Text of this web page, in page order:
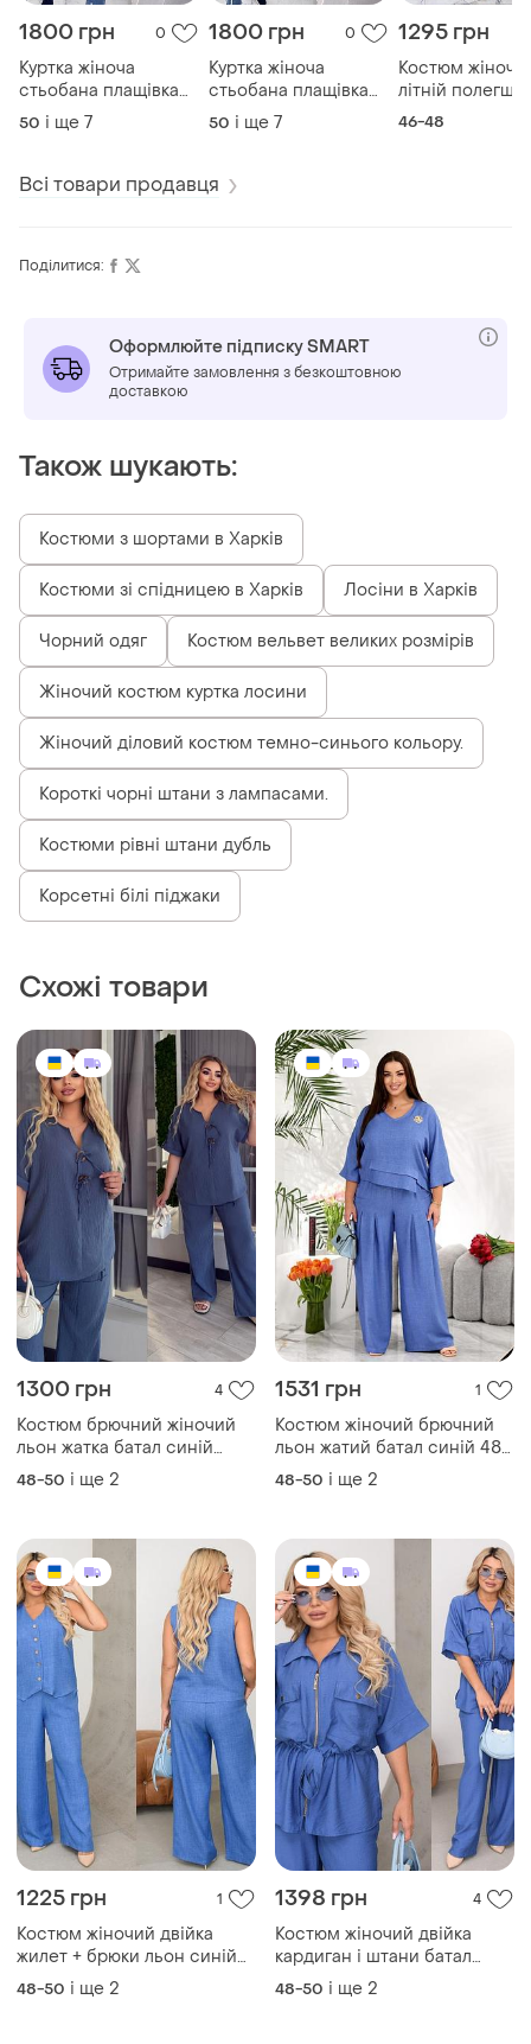
1800 грн 0
Куртка жіноча
стьобана плащівка
весна осінь з
капюшоном чорний
50 і ще 7
1800 грн 0
Куртка жіноча
стьобана плащівка
весна осінь з
капюшоном бежевий
50 і ще 7
1295 грн
Костюм
літній
льон футболка і
46-48
Всі товари продавця
Поділитися:
Оформлюйте підписку SMART
Отримайте замовлення з безкоштовною
доставкою
Також шукають:
Костюми з шортами в Харків
Костюми зі спідницею в Харків Лосіни в Харків
Чорний одяг Костюм вельвет великих розмірів
Жіночий костюм куртка лосини
Жіночий діловий костюм темно-синього кольору.
Короткі чорні штани з лампасами.
Костюми рівні штани дубль
Корсетні білі піджаки
Схожі товари
1300 грн 4
Костюм брючний жіночий
льон жатка батал синій
джинс 48-58 рр
48-50 і ще 2
1531 грн 1
Костюм жіночий брючний
льон жатий батал синій 48-
58 рр
48-50 і ще 2
1225 грн 1
Костюм жіночий двійка
жилет + брюки льон синій
батал 48-58 рр
48-50 і ще 2
1398 грн 4
Костюм жіночий двійка
кардиган і штани батал
48-50 і ще 2